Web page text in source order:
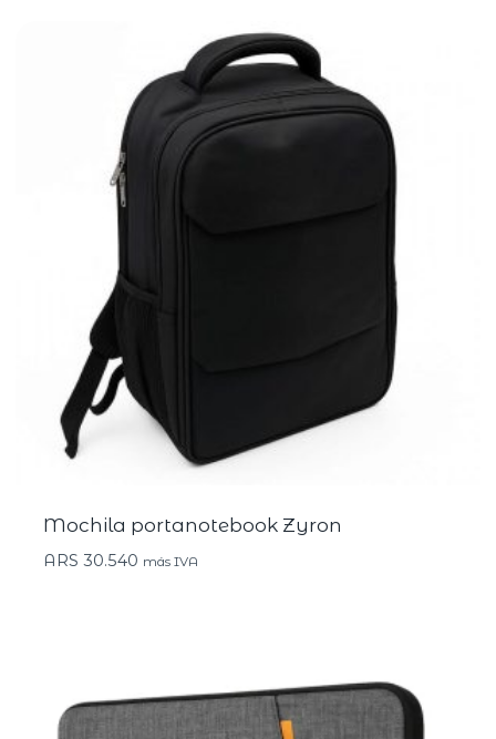
Mochila portanotebook Zyron
ARS 30.540 más IVA